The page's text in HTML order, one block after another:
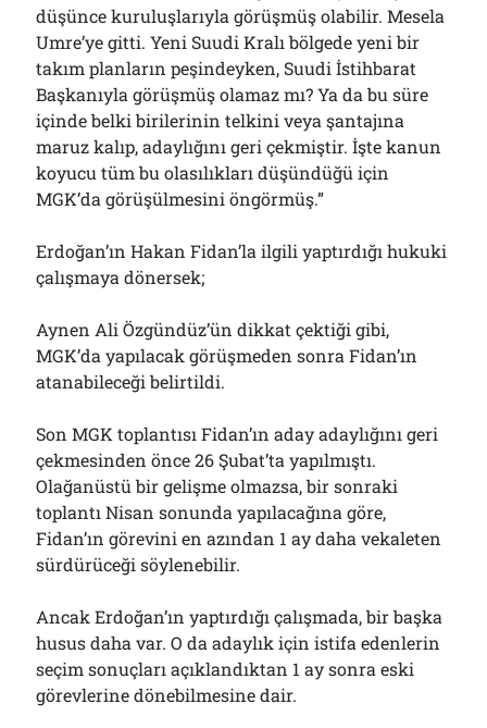
düşünce kuruluşlarıyla görüşmüş olabilir. Mesela
Umre’ye gitti. Yeni Suudi Kralı bölgede yeni bir
takım planların peşindeyken, Suudi İstihbarat
Başkanıyla görüşmüş olamaz mı? Ya da bu süre
içinde belki birilerinin telkini veya şantajına
maruz kalıp, adaylığını geri çekmiştir. İşte kanun
koyucu tüm bu olasılıkları düşündüğü için
MGK’da görüşülmesini öngörmüş.”
Erdoğan’ın Hakan Fidan’la ilgili yaptırdığı hukuki
çalışmaya dönersek;
Aynen Ali Özgündüz’ün dikkat çektiği gibi,
MGK’da yapılacak görüşmeden sonra Fidan’ın
atanabileceği belirtildi.
Son MGK toplantısı Fidan’ın aday adaylığını geri
çekmesinden önce 26 Şubat’ta yapılmıştı.
Olağanüstü bir gelişme olmazsa, bir sonraki
toplantı Nisan sonunda yapılacağına göre,
Fidan’ın görevini en azından 1 ay daha vekaleten
sürdürüceği söylenebilir.
Ancak Erdoğan’ın yaptırdığı çalışmada, bir başka
husus daha var. O da adaylık için istifa edenlerin
seçim sonuçları açıklandıktan 1 ay sonra eski
görevlerine dönebilmesine dair.